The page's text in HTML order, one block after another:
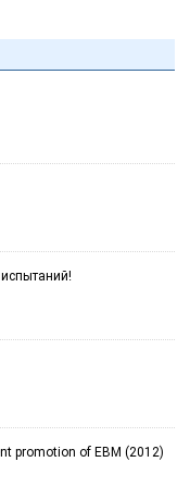
испытаний!
promotion of EBM (2012)